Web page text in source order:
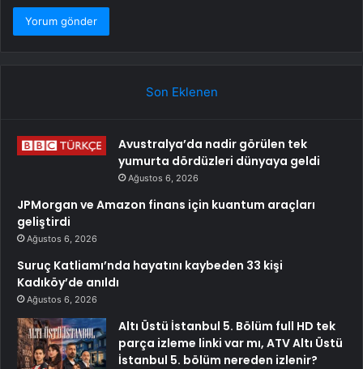
Son Eklenen
Avustralya’da nadir görülen tek
yumurta dördüzleri dünyaya geldi
Ağustos 6, 2026
JPMorgan ve Amazon finans için kuantum araçları
geliştirdi
Ağustos 6, 2026
Suruç Katliamı’nda hayatını kaybeden 33 kişi
Kadıköy’de anıldı
Ağustos 6, 2026
Altı Üstü İstanbul 5. Bölüm full HD tek
parça izleme linki var mı, ATV Altı Üstü
İstanbul 5. bölüm nereden izlenir?